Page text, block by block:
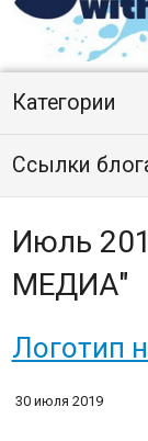
Категории
Ссылки
Июль
МЕДИА"
Логотип
30 июля 2019